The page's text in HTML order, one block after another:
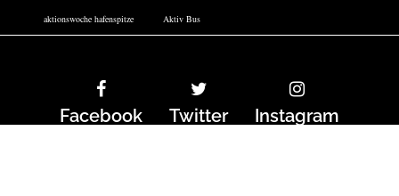
aktionswoche hafenspitze Aktiv Bus
Facebook Twitter Instagram